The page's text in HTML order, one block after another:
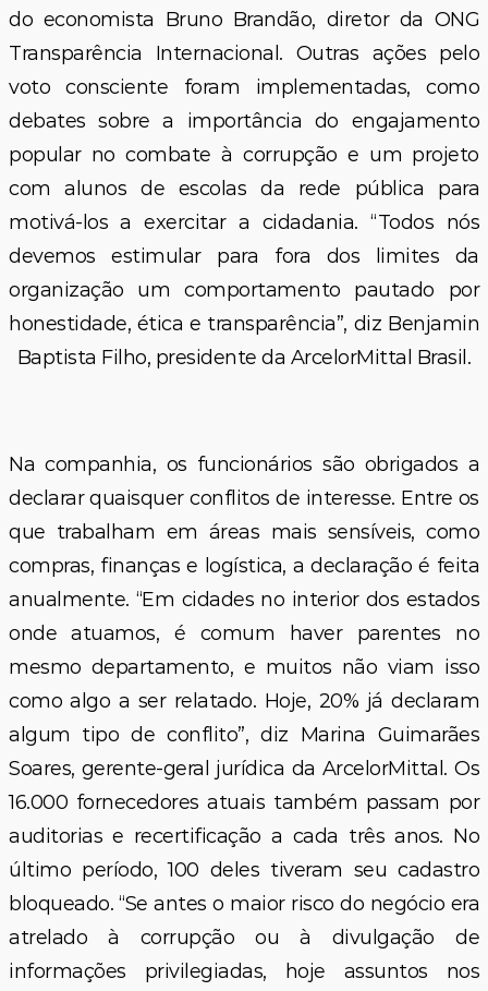
do economista Bruno Brandão, diretor da ONG
Transparência Internacional. Outras ações pelo
voto consciente foram implementadas, como
debates sobre a importância do engajamento
popular no combate à corrupção e um projeto
com alunos de escolas da rede pública para
motivá-los a exercitar a cidadania. “Todos nós
devemos estimular para fora dos limites da
organização um comportamento pautado por
honestidade, ética e transparência”, diz Benjamin
Baptista Filho, presidente da ArcelorMittal Brasil.
Na companhia, os funcionários são obrigados a
declarar quaisquer conflitos de interesse. Entre os
que trabalham em áreas mais sensíveis, como
compras, finanças e logística, a declaração é feita
anualmente. “Em cidades no interior dos estados
onde atuamos, é comum haver parentes no
mesmo departamento, e muitos não viam isso
como algo a ser relatado. Hoje, 20% já declaram
algum tipo de conflito”, diz Marina Guimarães
Soares, gerente-geral jurídica da ArcelorMittal. Os
16.000 fornecedores atuais também passam por
auditorias e recertificação a cada três anos. No
último período, 100 deles tiveram seu cadastro
bloqueado. “Se antes o maior risco do negócio era
atrelado à corrupção ou à divulgação de
informações privilegiadas, hoje assuntos nos